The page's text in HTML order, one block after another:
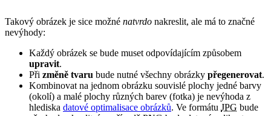
Takový obrázek je sice možné natvrdo nakreslit, ale má to značné
nevýhody:
Každý obrázek se bude muset odpovídajícím způsobem
upravit.
Při změně tvaru bude nutné všechny obrázky přegenerovat.
Kombinovat na jednom obrázku souvislé plochy jedné barvy
(okolí) a malé plochy různých barev (fotka) je nevýhoda z
hlediska datové optimalisace obrázků. Ve formátu JPG bude